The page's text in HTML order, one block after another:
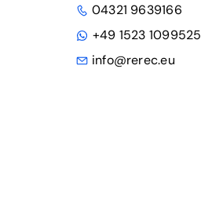
04321 9639166
+49 1523 1099525
info@rerec.eu